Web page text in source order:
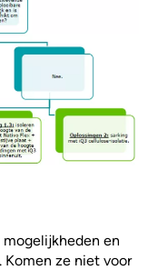
mogelijkheden en
ze niet voor